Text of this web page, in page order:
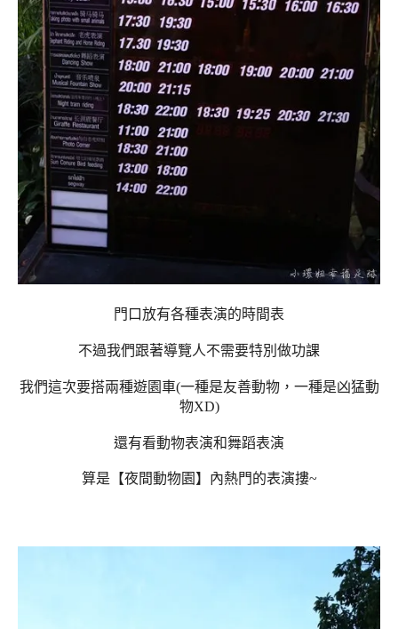
門口放有各種表演的時間表
不過我們跟著導覽人不需要特別做功課
我們這次要搭兩種遊園車(一種是友善動物，一種是凶猛動
物XD)
還有看動物表演和舞蹈表演
算是【夜間動物園】內熱門的表演摟~